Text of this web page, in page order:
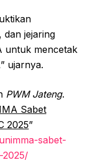
dan jejaring
untuk mencetak
ujarnya.
PWM Jateng.
Sabet
2025”
sabet-
2025/